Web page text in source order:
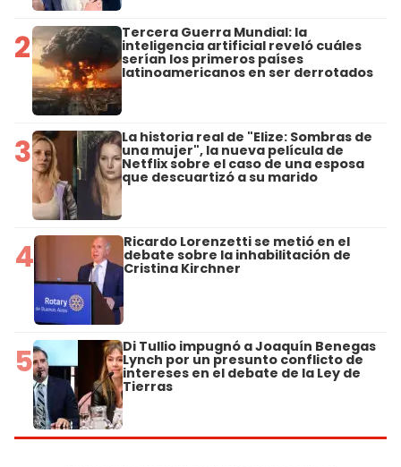
2 Tercera Guerra Mundial: la
inteligencia artificial reveló cuáles
serían los primeros países
latinoamericanos en ser derrotados
3 La historia real de "Elize: Sombras de
una mujer", la nueva película de
Netflix sobre el caso de una esposa
que descuartizó a su marido
4 Ricardo Lorenzetti se metió en el
debate sobre la inhabilitación de
Cristina Kirchner
5 Di Tullio impugnó a Joaquín Benegas
Lynch por un presunto conflicto de
intereses en el debate de la Ley de
Tierras